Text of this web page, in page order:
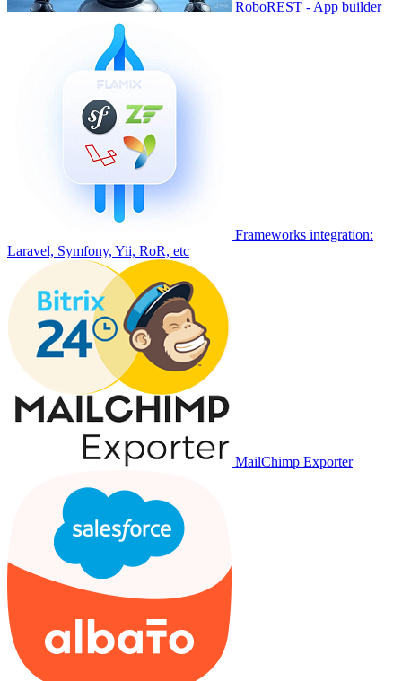
RoboREST - App builder
Frameworks integration:
Laravel, Symfony, Yii, RoR, etc
MailChimp Exporter